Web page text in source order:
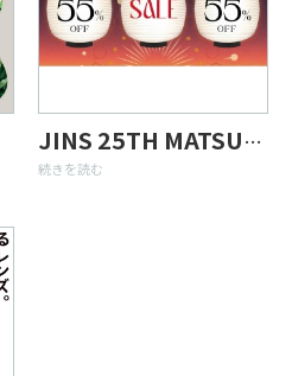
JINS 25TH MATSURI 第三弾スタート！
続きを読む